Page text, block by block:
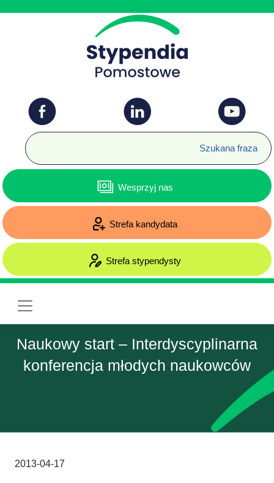
Wesprzyj nas
Strefa kandydata
Strefa stypendysty
Naukowy start – Interdyscyplinarna
konferencja młodych naukowców
2013-04-17